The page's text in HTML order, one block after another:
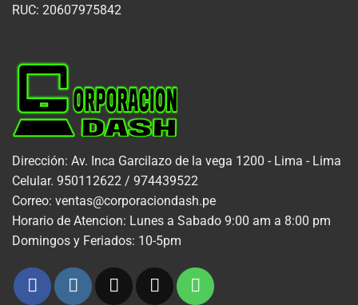
RUC: 20607975842
Dirección: Av. Inca Garcilazo de la vega 1200 - Lima - Lima
Celular. 950112622 / 974439522
Correo: ventas@corporaciondash.pe
Horario de Atencion: Lunes a Sabado 9:00 am a 8:00 pm
Domingos y Feriados: 10-5pm